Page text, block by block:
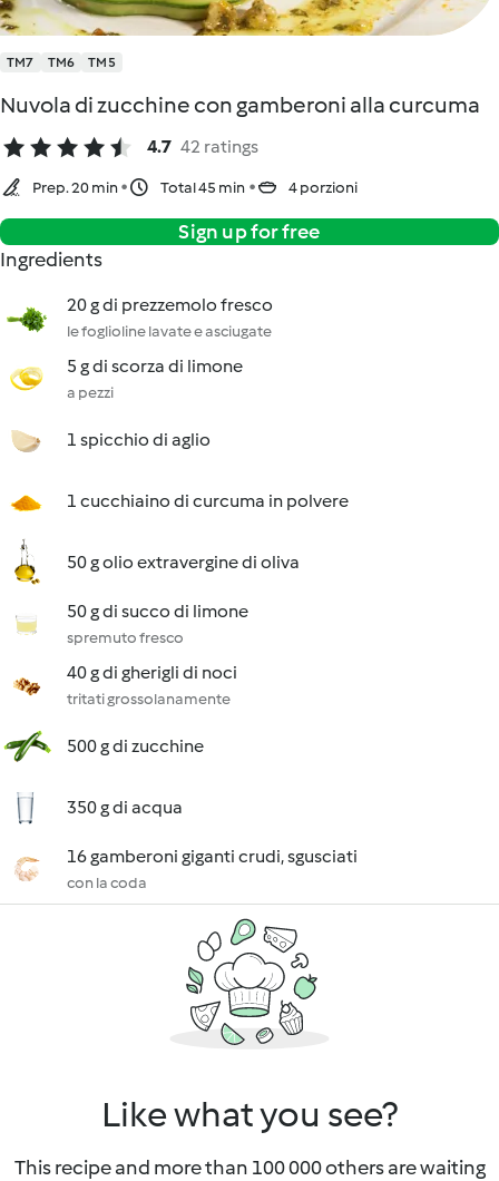
TM7 TM6 TM5
Nuvola di zucchine con gamberoni alla curcuma
4.7 42 ratings
Prep. 20 min Total 45 min 4 porzioni
Sign up for free
Ingredients
20 g di prezzemolo fresco
le foglioline lavate e asciugate
5 g di scorza di limone
a pezzi
1 spicchio di aglio
1 cucchiaino di curcuma in polvere
50 g olio extravergine di oliva
50 g di succo di limone
spremuto fresco
40 g di gherigli di noci
tritati grossolanamente
500 g di zucchine
350 g di acqua
16 gamberoni giganti crudi, sgusciati
con la coda
Like what you see?
This recipe and more than 100 000 others are waiting